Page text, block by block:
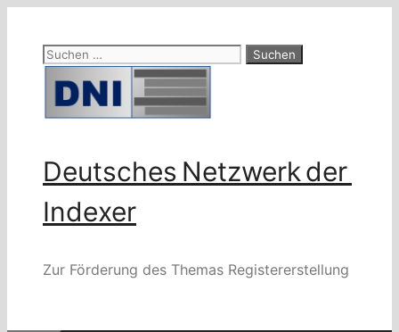
springenSuchen
Deutsches Netzwerk der
Indexer
Zur Förderung des Themas Registererstellung